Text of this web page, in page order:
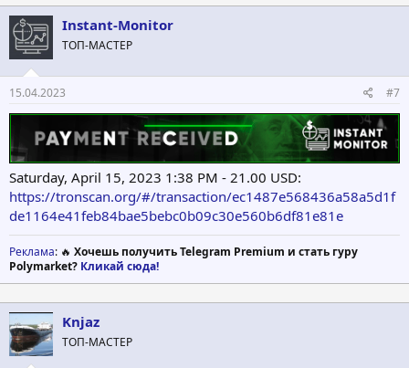
Instant-Monitor
ТОП-МАСТЕР
15.04.2023 #7
Saturday, April 15, 2023 1:38 PM - 21.00 USD:
https://tronscan.org/#/transaction/ec1487e568436a58a5d1f
de1164e41feb84bae5bebc0b09c30e560b6df81e81e
Реклама: 🔥 Хочешь получить Telegram Premium и стать гуру
Polymarket? Кликай сюда!
Knjaz
ТОП-МАСТЕР